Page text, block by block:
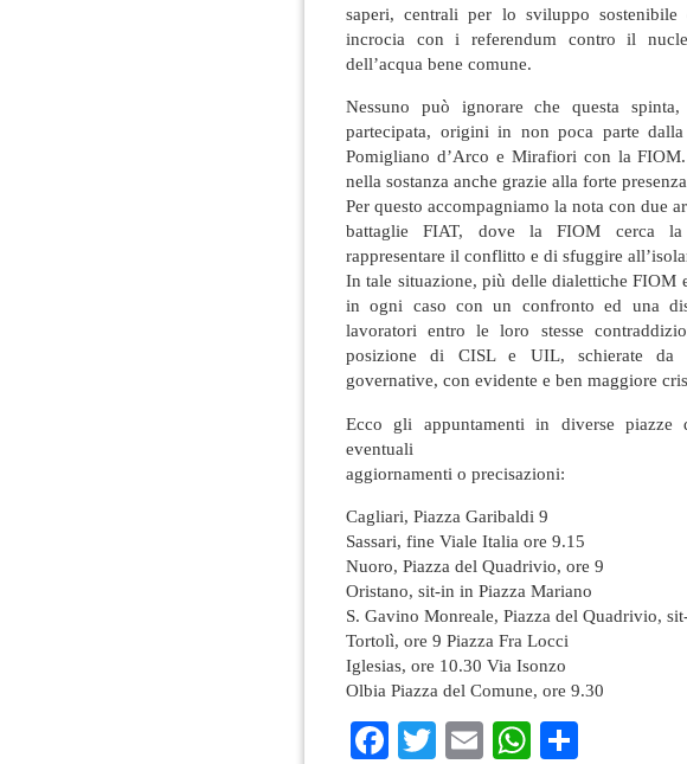
saperi, centrali per lo sviluppo
incrocia con i referendum contro il
dell’acqua bene comune.
Nessuno può ignorare che questa
partecipata, origini in non poca parte
Pomigliano d’Arco e Mirafiori con la
nella sostanza anche grazie alla forte
Per questo accompagniamo la nota con due
battaglie FIAT, dove la FIOM cerca
rappresentare il conflitto e di sfuggire
In tale situazione, più delle dialettiche FIOM
in ogni caso con un confronto ed una
lavoratori entro le loro stesse
posizione di CISL e UIL, schierate da
governative, con evidente e ben maggiore
Ecco gli appuntamenti in diverse piazze
eventuali
aggiornamenti o precisazioni:
Cagliari, Piazza Garibaldi 9
Sassari, fine Viale Italia ore 9.15
Nuoro, Piazza del Quadrivio, ore 9
Oristano, sit-in in Piazza Mariano
S. Gavino Monreale, Piazza del Quadrivio,
Tortolì, ore 9 Piazza Fra Locci
Iglesias, ore 10.30 Via Isonzo
Olbia Piazza del Comune, ore 9.30
Facebook
TwitterEmailWhatsApp